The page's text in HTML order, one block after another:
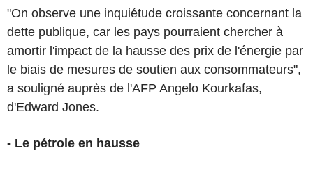
"On observe une inquiétude croissante concernant la
dette publique, car les pays pourraient chercher à
amortir l'impact de la hausse des prix de l'énergie par
le biais de mesures de soutien aux consommateurs",
a souligné auprès de l'AFP Angelo Kourkafas,
d'Edward Jones.
- Le pétrole en hausse